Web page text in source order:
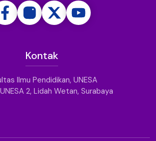
Kontak
Ilmu Pendidikan, UNESA
2, Lidah Wetan, Surabaya